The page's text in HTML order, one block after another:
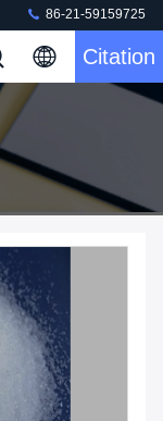
86-21-59159725
Citation